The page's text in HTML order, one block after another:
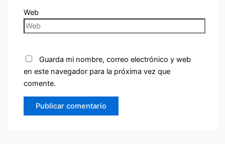
Web
Guarda mi nombre, correo electrónico y web
en este navegador para la próxima vez que
comente.